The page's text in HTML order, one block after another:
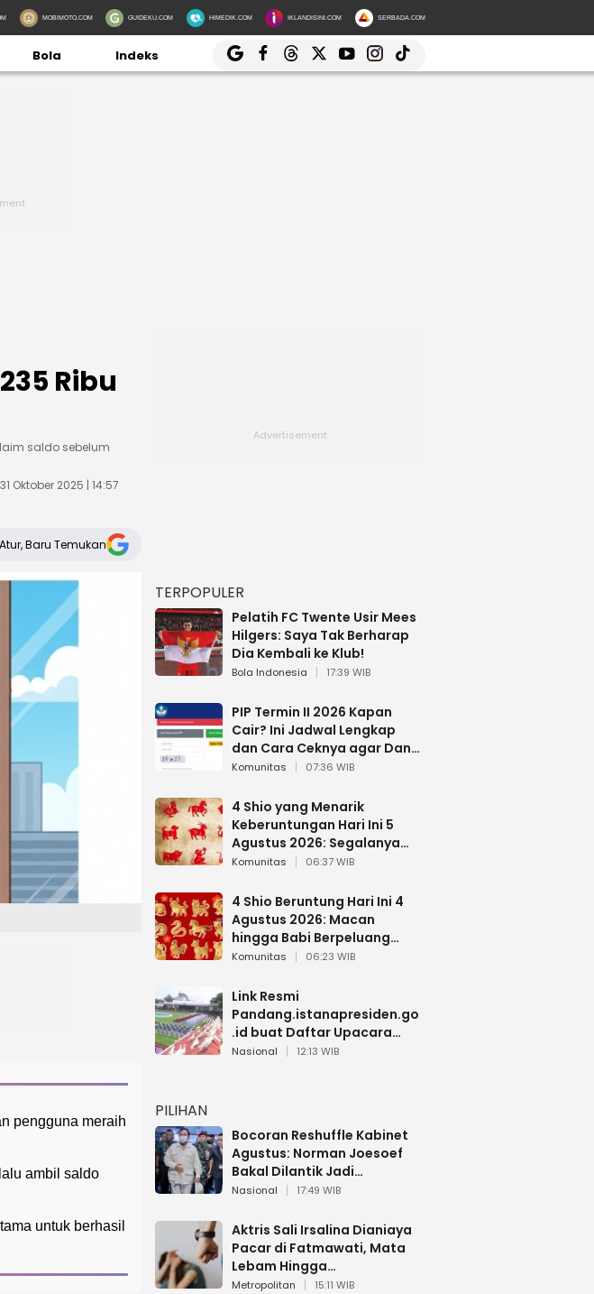
MOBIMOTO.COM GUIDEKU.COM HIMEDIK.COM IKLANDISINI.COM SERBADA.COM
Bola Indeks
Ribu
saldo sebelum
Oktober 2025 | 14:57
Atur, Baru Temukan
pengguna meraih
ambil saldo
untuk berhasil
TERPOPULER
Pelatih FC Twente Usir Mees
Hilgers: Saya Tak Berharap
Dia Kembali ke Klub!
Bola Indonesia 17:39 WIB
PIP Termin II 2026 Kapan
Cair? Ini Jadwal Lengkap
dan Cara Ceknya agar Dana
Tidak Hangus!
Komunitas 07:36 WIB
4 Shio yang Menarik
Keberuntungan Hari Ini 5
Agustus 2026: Segalanya
Berjalan Lancar
Komunitas 06:37 WIB
4 Shio Beruntung Hari Ini 4
Agustus 2026: Macan
hingga Babi Berpeluang
Dapat Kabar Baik
Komunitas 06:23 WIB
Link Resmi
Pandang.istanapresiden.go
.id buat Daftar Upacara
Bendera HUT RI di Istana
Nasional 12:13 WIB
PILIHAN
Bocoran Reshuffle Kabinet
Agustus: Norman Joesoef
Bakal Dilantik Jadi
Wamenhan RI
Nasional 17:49 WIB
Aktris Sali Irsalina Dianiaya
Pacar di Fatmawati, Mata
Lebam Hingga
Diselamatkan Polantas
Metropolitan 15:11 WIB